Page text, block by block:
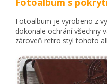
Fotoalbum je vyrobeno z
dokonale ochrání všechny
zároveň retro styl tohoto